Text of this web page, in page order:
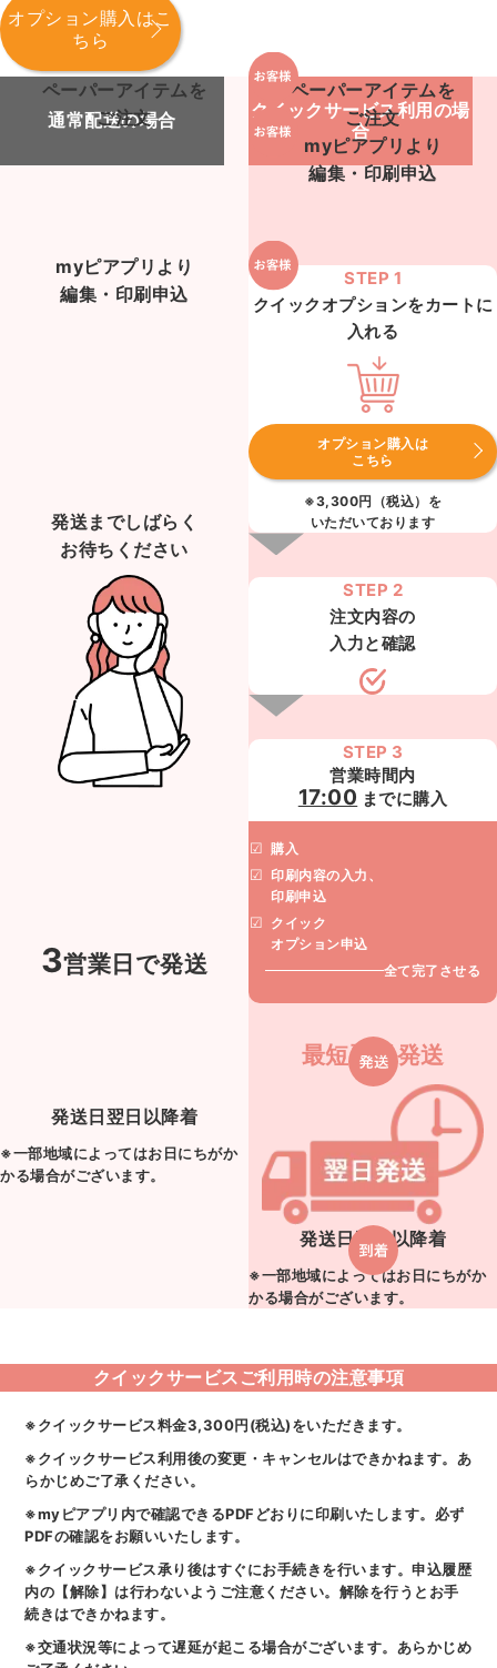
オプション購入はこ
ちら
通常配送の場合
ペーパーアイテムを
ご注文
myピアプリより
編集・印刷申込
発送までしばらく
お待ちください
3営業日で発送
発送日翌日以降着
※一部地域によってはお日にちがか
かる場合がございます。
クイックサービス利用の場
合
ペーパーアイテムを
ご注文
myピアプリより
編集・印刷申込
STEP 1
クイックオプションをカートに
入れる
オプション購入は
こちら
※3,300円（税込）を
いただいております
STEP 2
注文内容の
入力と確認
STEP 3
営業時間内
17:00 までに購入
購入
印刷内容の入力、
印刷申込
クイック
オプション申込
全て完了させる
最短翌日発送
発送日翌日以降着
※一部地域によってはお日にちがか
かる場合がございます。
クイックサービスご利用時の注意事項
※クイックサービス料金3,300円(税込)をいただきます。
※クイックサービス利用後の変更・キャンセルはできかねます。あ
らかじめご了承ください。
※myピアプリ内で確認できるPDFどおりに印刷いたします。必ず
PDFの確認をお願いいたします。
※クイックサービス承り後はすぐにお手続きを行います。申込履歴
内の【解除】は行わないようご注意ください。解除を行うとお手
続きはできかねます。
※交通状況等によって遅延が起こる場合がございます。あらかじめ